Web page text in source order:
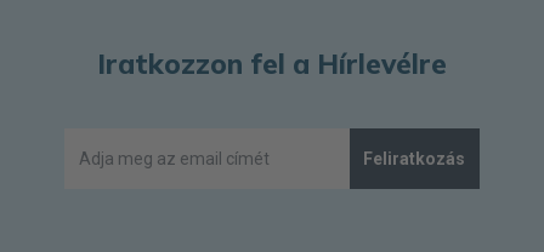
Iratkozzon fel a Hírlevélre
Feliratkozás